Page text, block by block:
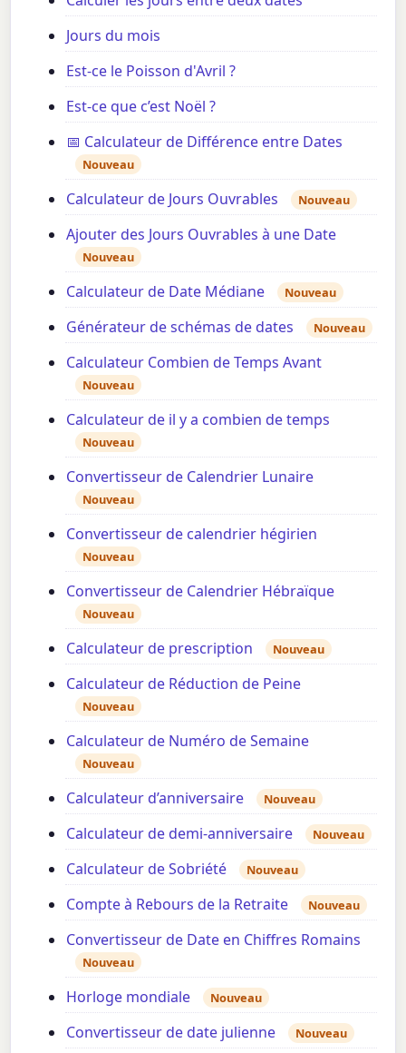
Jours du mois
Est-ce le Poisson d'Avril ?
Est-ce que c’est Noël ?
📅 Calculateur de Différence entre Dates
Nouveau
Calculateur de Jours Ouvrables Nouveau
Ajouter des Jours Ouvrables à une Date
Nouveau
Calculateur de Date Médiane Nouveau
Générateur de schémas de dates Nouveau
Calculateur Combien de Temps Avant
Nouveau
Calculateur de il y a combien de temps
Nouveau
Convertisseur de Calendrier Lunaire
Nouveau
Convertisseur de calendrier hégirien
Nouveau
Convertisseur de Calendrier Hébraïque
Nouveau
Calculateur de prescription Nouveau
Calculateur de Réduction de Peine
Nouveau
Calculateur de Numéro de Semaine
Nouveau
Calculateur d’anniversaire Nouveau
Calculateur de demi-anniversaire Nouveau
Calculateur de Sobriété Nouveau
Compte à Rebours de la Retraite Nouveau
Convertisseur de Date en Chiffres Romains
Nouveau
Horloge mondiale Nouveau
Convertisseur de date julienne Nouveau